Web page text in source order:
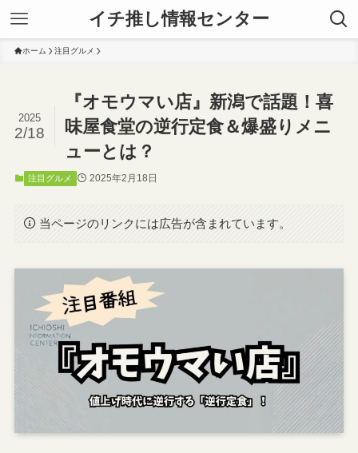
イチ推し情報センター
ホーム 注目グルメ
『オモウマい店』新潟で話題！喜
味屋食堂の逆行定食＆爆盛りメニ
ューとは？
2025
2/18
注目グルメ 2025年2月18日
当ページのリンクには広告が含まれています。